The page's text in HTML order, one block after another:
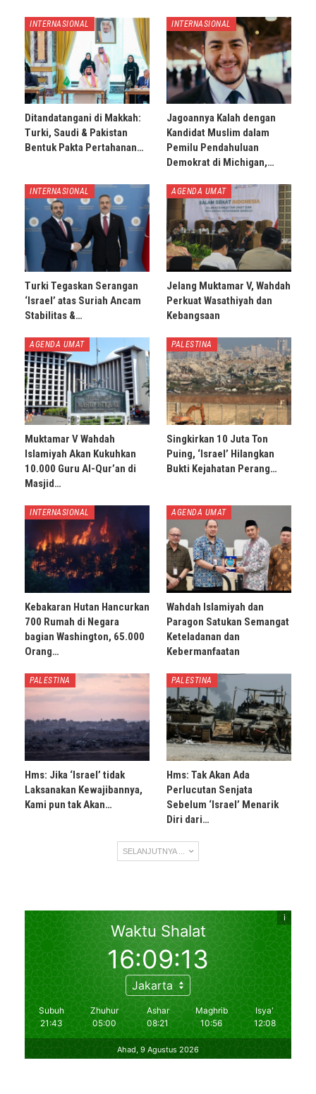
INTERNASIONAL
Ditandatangani di Makkah:
Turki, Saudi & Pakistan
Bentuk Pakta Pertahanan…
INTERNASIONAL
Jagoannya Kalah dengan
Kandidat Muslim dalam
Pemilu Pendahuluan
Demokrat di Michigan,…
INTERNASIONAL
Turki Tegaskan Serangan
‘Israel’ atas Suriah Ancam
Stabilitas &…
AGENDA UMAT
Jelang Muktamar V, Wahdah
Perkuat Wasathiyah dan
Kebangsaan
AGENDA UMAT
Muktamar V Wahdah
Islamiyah Akan Kukuhkan
10.000 Guru Al-Qur’an di
Masjid…
PALESTINA
Singkirkan 10 Juta Ton
Puing, ‘Israel’ Hilangkan
Bukti Kejahatan Perang…
INTERNASIONAL
Kebakaran Hutan Hancurkan
700 Rumah di Negara
bagian Washington, 65.000
Orang…
AGENDA UMAT
Wahdah Islamiyah dan
Paragon Satukan Semangat
Keteladanan dan
Kebermanfaatan
PALESTINA
Hms: Jika ‘Israel’ tidak
Laksanakan Kewajibannya,
Kami pun tak Akan…
PALESTINA
Hms: Tak Akan Ada
Perlucutan Senjata
Sebelum ‘Israel’ Menarik
Diri dari…
SELANJUTNYA ...